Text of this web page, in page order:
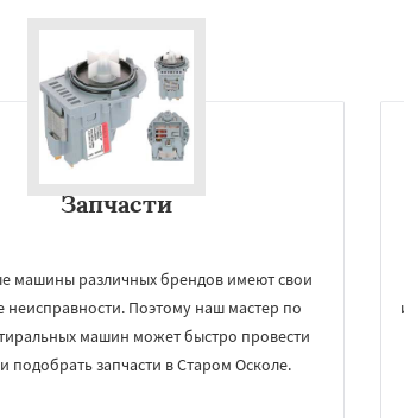
Запчасти
машины различных брендов имеют свои
неисправности. Поэтому наш мастер по
машин может быстро провести
подобрать запчасти в Старом Осколе.